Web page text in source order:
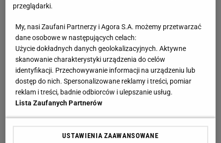
obradach Okrągłego Stołu.
Solidarność", jednak funkcję tę pełnił przez rok. W 1990
roku został ministrem stanu i szefem Kancelarii
PrezydentaLecha Wałęsy, jednak i to stanowisko
obejmował przez niespełna rok. W tym samym roku
został współzałożycielem i prezesem partii Porozumienie
Centrum. Został posłem na sejm I. kadencji.
W 1997 roku został posłem na Sejm III. kadencji. W 2001
Sprawiedliwość, zaś w 2003 roku został jej prezesem,
przeglądarki.
My, nasi Zaufani Partnerzy i Agora S.A. możemy przetwarzać
dane osobowe w następujących celach:
Użycie dokładnych danych geolokalizacyjnych. Aktywne
skanowanie charakterystyki urządzenia do celów
identyfikacji. Przechowywanie informacji na urządzeniu lub
dostęp do nich. Spersonalizowane reklamy i treści, pomiar
reklam i treści, badnie odbiorców i ulepszanie usług.
Lista Zaufanych Partnerów
USTAWIENIA ZAAWANSOWANE